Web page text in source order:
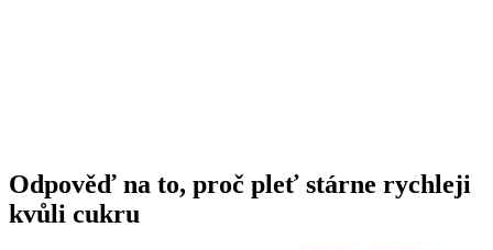
Odpověď na to, proč pleť stárne rychleji
kvůli cukru